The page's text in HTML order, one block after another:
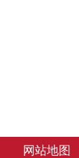
网站地图